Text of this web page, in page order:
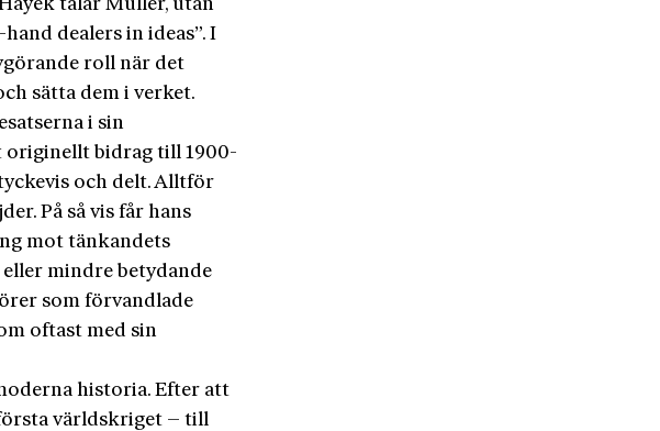
talar Müller, utan
dealers in ideas”. I
roll när det
sätta dem i verket.
i sin
bidrag till 1900-
och delt. Alltför
På så vis får hans
mot tänkandets
mindre betydande
som förvandlade
oftast med sin
historia. Efter att
världskriget – till